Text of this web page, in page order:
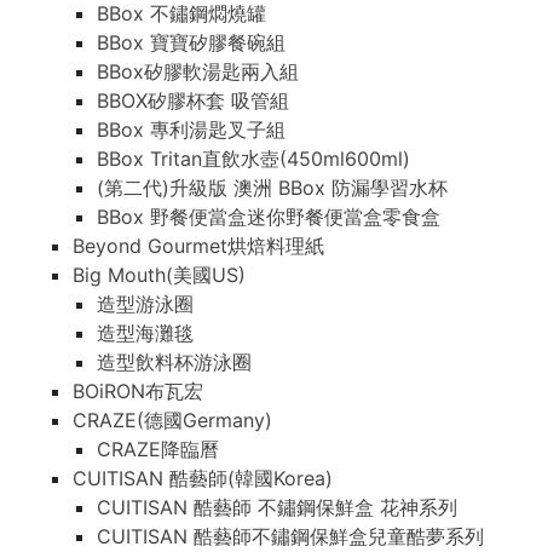
BBox 不鏽鋼燜燒罐
BBox 寶寶矽膠餐碗組
BBox矽膠軟湯匙兩入組
BBOX矽膠杯套 吸管組
BBox 專利湯匙叉子組
BBox Tritan直飲水壺(450ml600ml)
(第二代)升級版 澳洲 BBox 防漏學習水杯
BBox 野餐便當盒迷你野餐便當盒零食盒
Beyond Gourmet烘焙料理紙
Big Mouth(美國US)
造型游泳圈
造型海灘毯
造型飲料杯游泳圈
BOiRON布瓦宏
CRAZE(德國Germany)
CRAZE降臨曆
CUITISAN 酷藝師(韓國Korea)
CUITISAN 酷藝師 不鏽鋼保鮮盒 花神系列
CUITISAN 酷藝師不鏽鋼保鮮盒兒童酷夢系列